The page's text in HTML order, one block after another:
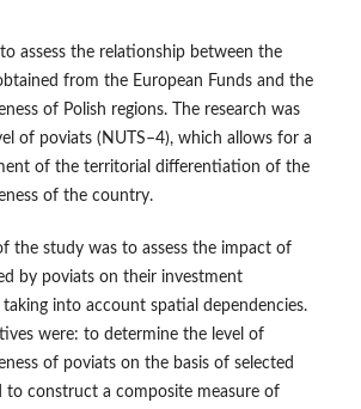
assess the relationship between the
from the European Funds and the
of Polish regions. The research was
of poviats (NUTS–4), which allows for a
of the territorial differentiation of the
of the country.
the study was to assess the impact of
by poviats on their investment
into account spatial dependencies.
were: to determine the level of
of poviats on the basis of selected
to construct a composite measure of